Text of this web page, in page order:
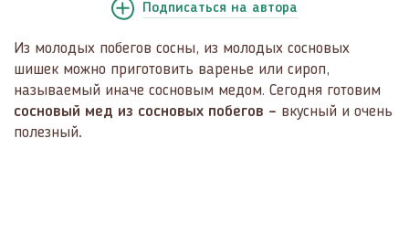
Подписаться на автора
Из молодых побегов сосны, из молодых сосновых
шишек можно приготовить варенье или сироп,
называемый иначе сосновым медом. Сегодня готовим
сосновый мед из сосновых побегов – вкусный и очень
полезный.